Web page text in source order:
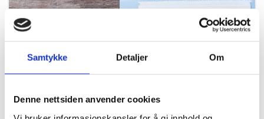
Samtykke Detaljer Om
Denne nettsiden anvender cookies